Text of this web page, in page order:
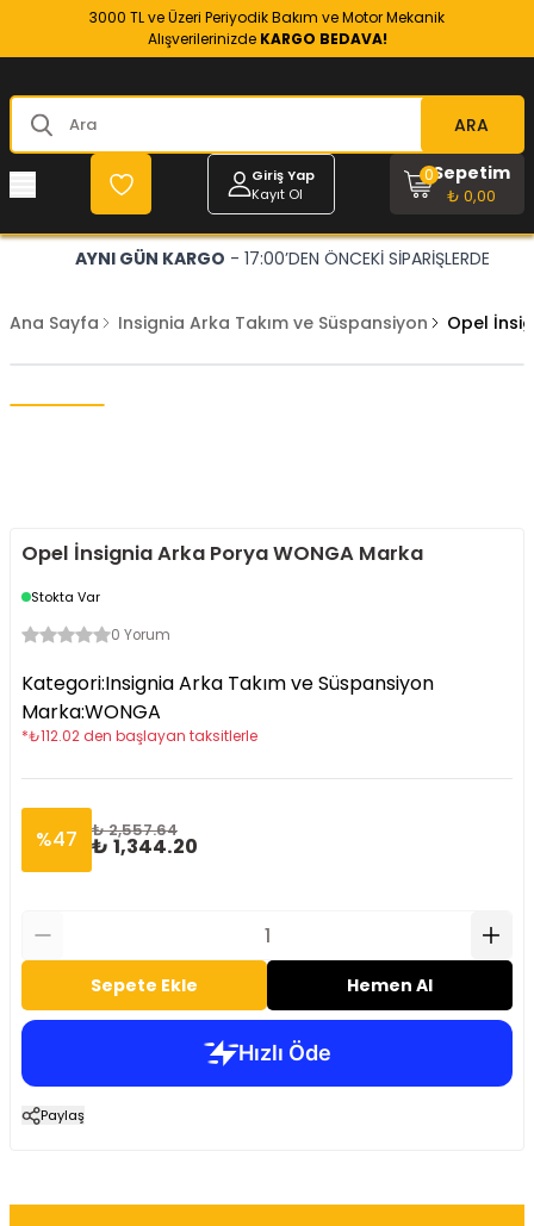
3000 TL ve Üzeri Periyodik Bakım ve Motor Mekanik
Alışverilerinizde KARGO BEDAVA!
ARA
Giriş Yap
Kayıt Ol
Sepetim
₺ 0,00
0
AYNI GÜN KARGO - 17:00’DEN ÖNCEKİ SİPARİŞLERDE
Ana Sayfa Insignia Arka Takım ve Süspansiyon Opel
Opel İnsignia Arka Porya WONGA Marka
Stokta Var
0 Yorum
Kategori:Insignia Arka Takım ve Süspansiyon
Marka:WONGA
*₺112.02 den başlayan taksitlerle
%47 ₺ 2,557.64
₺ 1,344.20
Sepete Ekle Hemen Al
Paylaş